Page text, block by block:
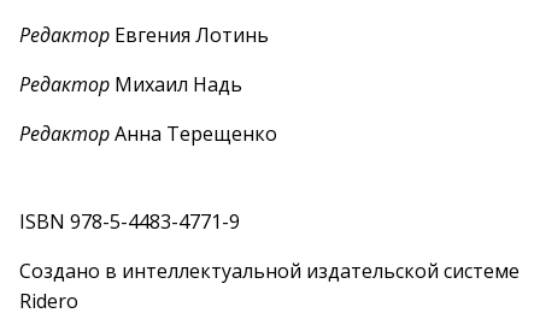
Редактор Евгения Лотинь
Редактор Михаил Надь
РедакторАнна Терещенко
ISBN 978-5-4483-4771-9
Создано в интеллектуальной издательской системе
Ridero